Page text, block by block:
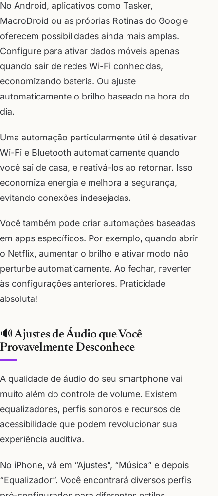
No Android, aplicativos como Tasker,
MacroDroid ou as próprias Rotinas do Google
oferecem possibilidades ainda mais amplas.
Configure para ativar dados móveis apenas
quando sair de redes Wi-Fi conhecidas,
economizando bateria. Ou ajuste
automaticamente o brilho baseado na hora do
dia.
Uma automação particularmente útil é desativar
Wi-Fi e Bluetooth automaticamente quando
você sai de casa, e reativá-los ao retornar. Isso
economiza energia e melhora a segurança,
evitando conexões indesejadas.
Você também pode criar automações baseadas
em apps específicos. Por exemplo, quando abrir
o Netflix, aumentar o brilho e ativar modo não
perturbe automaticamente. Ao fechar, reverter
às configurações anteriores. Praticidade
absoluta!
🔊 Ajustes de Áudio que Você
Provavelmente Desconhece
A qualidade de áudio do seu smartphone vai
muito além do controle de volume. Existem
equalizadores, perfis sonoros e recursos de
acessibilidade que podem revolucionar sua
experiência auditiva.
No iPhone, vá em “Ajustes”, “Música” e depois
“Equalizador”. Você encontrará diversos perfis